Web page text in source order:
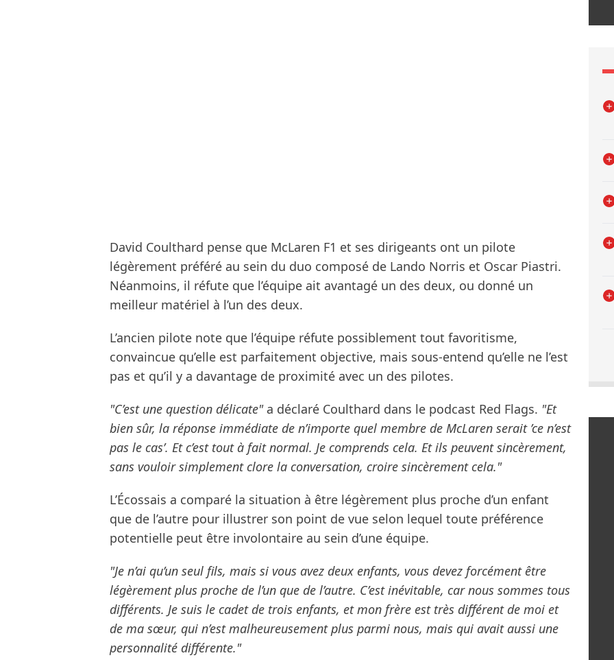
David Coulthard pense que McLaren F1 et ses dirigeants ont un pilote
légèrement préféré au sein du duo composé de Lando Norris et Oscar Piastri.
Néanmoins, il réfute que l’équipe ait avantagé un des deux, ou donné un
meilleur matériel à l’un des deux.
L’ancien pilote note que l’équipe réfute possiblement tout favoritisme,
convaincue qu’elle est parfaitement objective, mais sous-entend qu’elle ne l’est
pas et qu’il y a davantage de proximité avec un des pilotes.
"C’est une question délicate"a déclaré Coulthard dans le podcast Red Flags. "Et
bien sûr, la réponse immédiate de n’importe quel membre de McLaren serait ’ce n’est
pas le cas’. Et c’est tout à fait normal. Je comprends cela. Et ils peuvent sincèrement,
sans vouloir simplement clore la conversation, croire sincèrement cela."
L’Écossais a comparé la situation à être légèrement plus proche d’un enfant
que de l’autre pour illustrer son point de vue selon lequel toute préférence
potentielle peut être involontaire au sein d’une équipe.
"Je n’ai qu’un seul fils, mais si vous avez deux enfants, vous devez forcément être
légèrement plus proche de l’un que de l’autre. C’est inévitable, car nous sommes tous
différents. Je suis le cadet de trois enfants, et mon frère est très différent de moi et
de ma sœur, qui n’est malheureusement plus parmi nous, mais qui avait aussi une
personnalité différente."